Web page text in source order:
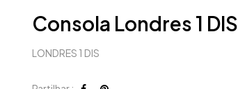
Consola Londres 1 DIS
LONDRES 1 DIS